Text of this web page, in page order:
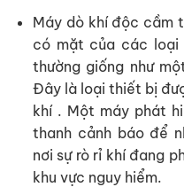
Máy dò khí độc cầm
có mặt của các loại
thường giống như
Đây là loại thiết bị
khí . Một máy phát
thanh cảnh báo để
nơi sự rò rỉ khí đang
khu vực nguy hiểm.